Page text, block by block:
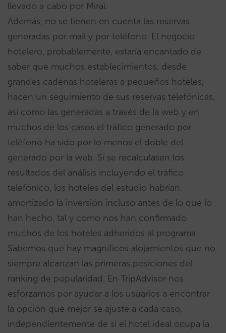
llevado a cabo por Mirai.
Además, no se tienen en cuenta las reservas
generadas por mail y por teléfono. El negocio
hotelero, probablemente, estaría encantado de
saber que muchos establecimientos, desde
grandes cadenas hoteleras a pequeños hoteles,
hacen un seguimiento de sus reservas telefónicas,
así como las generadas a través de la web y en
muchos de los casos el tráfico generado por
teléfono ha sido por lo menos el doble del
generado por la web. Si se recalculasen los
resultados del análisis incluyendo el tráfico
telefónico, los hoteles del estudio habrían
amortizado la inversión incluso antes de lo que lo
han hecho, tal y como nos han confirmado
muchos de los hoteles adheridos al programa.
Sabemos que hay magníficos alojamientos que no
siempre alcanzan las primeras posiciones del
ranking de popularidad. En TripAdvisor nos
esforzamos por ayudar a los usuarios a encontrar
la opción que mejor se ajuste a cada caso,
independientemente de si el hotel ideal ocupa la